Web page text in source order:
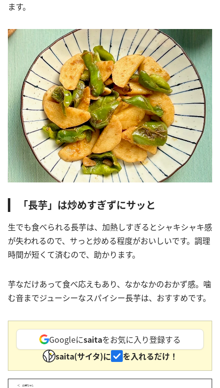
ます。
「長芋」は炒めすぎずにサッと
生でも食べられる長芋は、加熱しすぎるとシャキシャキ感
が失われるので、サっと炒める程度がおいしいです。調理
時間が短くて済むので、助かります。
芋なだけあって食べ応えもあり、なかなかのおかず感。噛
む音までジューシーなスパイシー長芋は、おすすめです。
Googleにsaitaをお気に入り登録する
saita(サイタ)に
を入れるだけ！